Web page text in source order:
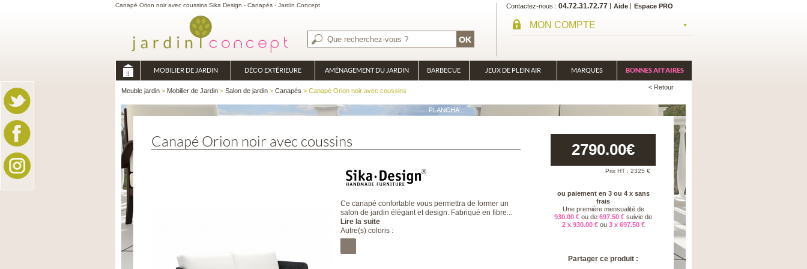
Canapé Orion noir avec coussins Sika Design - Canapés - Jardin Concept Contactez-nous 04.72.31.72.77 Aide Espace PRO
MON COMPTE
MOBILIER DE JARDIN DÉCO EXTÉRIEURE AMÉNAGEMENT DU JARDIN BARBECUE
PLANCHA
JEUX DE PLEIN AIR MARQUES BONNES AFFAIRES
Meuble jardin > Mobilier de Jardin > Salon de jardin > Canapés > Canapé Orion noir avec coussins < Retour
Canapé Orion noir avec coussins
Ce canapé confortable vous permettra de former un
salon de jardin élégant et design. Fabriqué en fibre...
Lire la suite
Autre(s) coloris :
2790.00€
Prix HT : 2325 €
ou paiement en 3 ou 4 x sans
frais
Une première mensualité de
930.00 € ou de 697.50 € suivie de
2 x 930.00 €ou 3 x 697.50 €
Partager ce produit :